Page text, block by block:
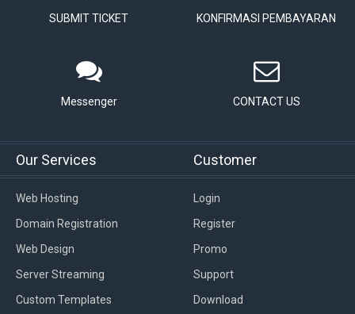
SUBMIT TICKET KONFIRMASI PEMBAYARAN
Messenger CONTACT US
Our Services
Web Hosting
Domain Registration
Web Design
Server Streaming
Custom Templates
Customer
Login
Register
Promo
Support
Download